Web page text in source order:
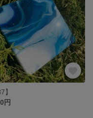
】
円